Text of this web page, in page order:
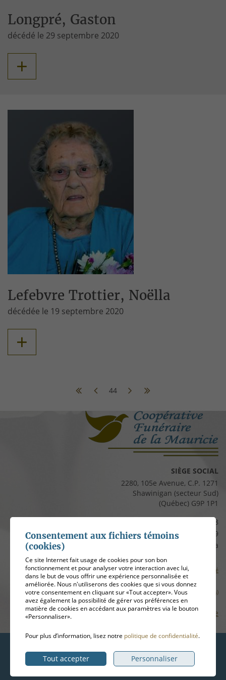
Longpré, Gaston
décédé le 29 septembre 2020
+
Lefebvre Trottier, Noëlla
décédée le 19 septembre 2020
+
44
SIÈGE SOCIAL
2280, 105e Avenue, C.P. 1271
Shawinigan (secteur Sud)
(Québec) G9P 1P1
819 537-8828
Télécopieur :819 537-8829
clients@cfmauricie.ca
Conditions d’utilisation et politique de confidentialité
Gérer mes témoins (cookies)
Plan de site
Hébergement
ADN communication
Consentement aux fichiers témoins
(cookies)
Ce site Internet fait usage de cookies pour son bon
fonctionnement et pour analyser votre interaction avec lui,
dans le but de vous offrir une expérience personnalisée et
améliorée. Nous n'utiliserons des cookies que si vous donnez
votre consentement en cliquant sur «Tout accepter». Vous
avez également la possibilité de gérer vos préférences en
matière de cookies en accédant aux paramètres via le bouton
«Personnaliser».
Pour plus d’information, lisez notre politique de confidentialité.
Tout accepter Personnaliser